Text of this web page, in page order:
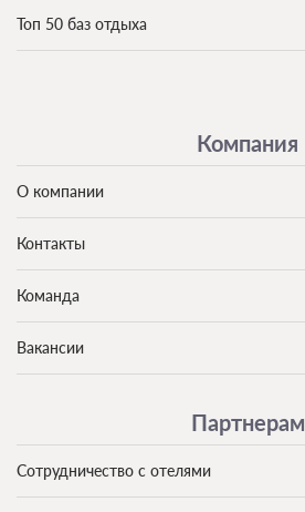
Топ 50 баз отдыха
Компания
О компании
Контакты
Команда
Вакансии
Партнерам
Сотрудничество с отелями